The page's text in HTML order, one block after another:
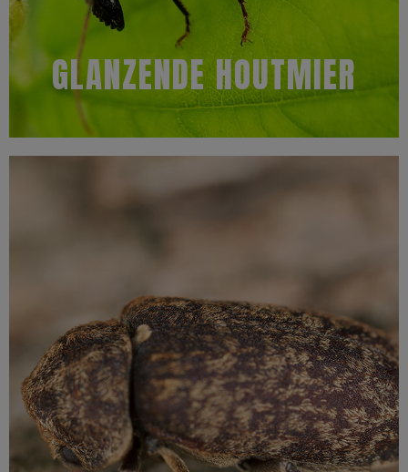
GLANZENDE HOUTMIER
Kenmerken
combinatie met zwammen is dit insect schadelijker dan de meeste
mensen denken. Hout dat bijvoorbeeld door bruinrot (huiszwam)
is aangetast, vormt de ideale voedingsbron voor de bonte
knaagkever. Het oplossen hiervan is vakwerk en hangt nauw
samen met vochtbestrijding en het verhelpen van eventuele
lekkages. Hiervoor is deskundigheid nodig en dit kunnen wij u